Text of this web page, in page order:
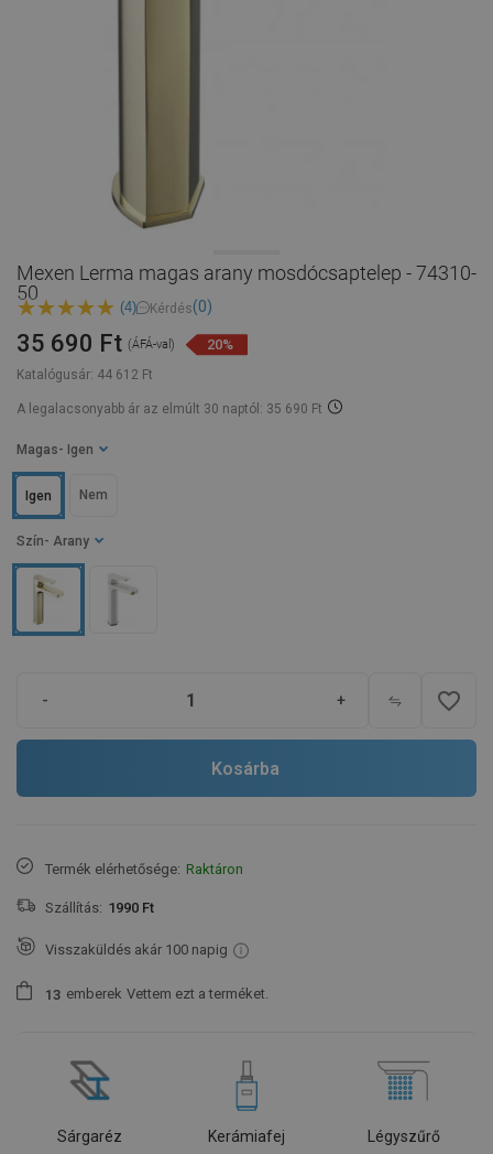
Mexen Lerma magas arany mosdócsaptelep - 74310-
50
(4) Kérdés(0)
Katalógusár: 44 612 Ft
35 690 Ft (ÁFÁ-val) 20%
A legalacsonyabb ár az elmúlt 30 naptól: 35 690 Ft
Szín - Arany
Magas - Igen
Nem
Igen
- + favorite_border
Kosárba
Termék elérhetősége: Raktáron
Szállítás: 1990 Ft
Visszaküldés akár 100 napig
1 3 emberek Vettem ezt a terméket.
Sárgaréz Kerámiafej Légyszűrő